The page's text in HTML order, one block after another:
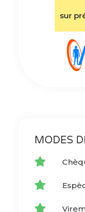
sur
MODES